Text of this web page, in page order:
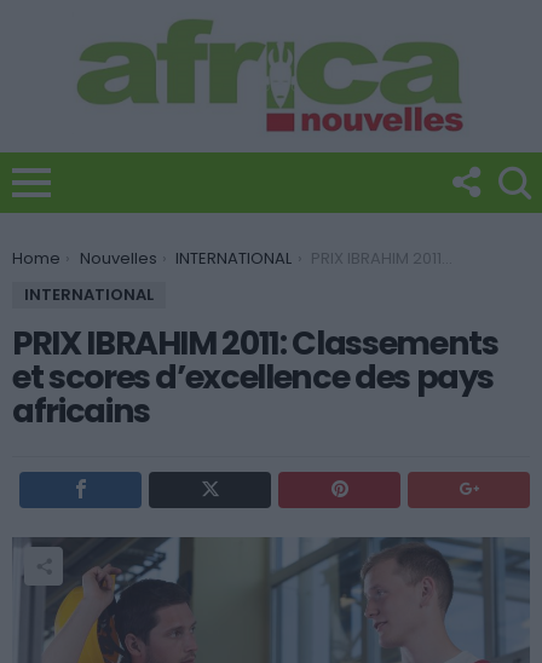
You are here:
Home Nouvelles INTERNATIONAL
PRIX IBRAHIM 2011: Classements et scores d’excellence des pays africains
INTERNATIONAL
PRIX IBRAHIM 2011: Classements
et scores d’excellence des pays
africains